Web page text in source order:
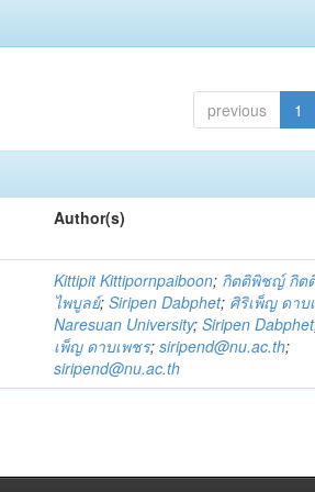
previous 1
Author(s)
Kittipit Kittipornpaiboon; กิตติพิชญ์ กิต
ไพบูลย์;Siripen Dabphet; ศิริเพ็ญ ดาบ
Naresuan University;Siripen Dabphet
เพ็ญ ดาบเพชร;siripend@nu.ac.th;
siripend@nu.ac.th